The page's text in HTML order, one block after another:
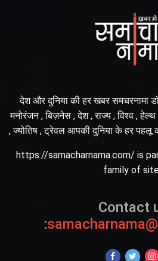
देश और दुनिया की हर खबर समचरनामा
मनोरंजन , बिज़नेस , देश , राज्य , विश्व , हेल्थ
, ज्योतिष , ट्रेवल आपकी दुनिया के हर
https://samacharnama.com/ is
family of
Contact
: